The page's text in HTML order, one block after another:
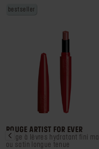
bestseller
ROUGE ARTIST FOR EVER
rouge à lèvres hydratant fini mat
ou satin longue tenue